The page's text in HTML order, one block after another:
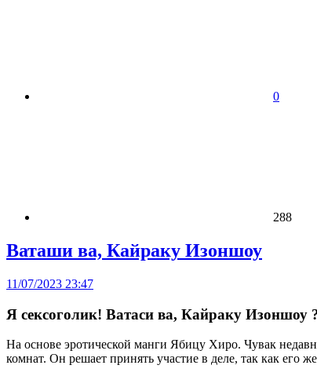
0
288
Ваташи ва, Кайраку Изоншоу
11/07/2023 23:47
Я сексоголик! Ватаси ва, Кайраку Изоншоу
На основе эротической манги Ябицу Хиро. Чувак
комнат. Он решает принять участие в деле, так как его